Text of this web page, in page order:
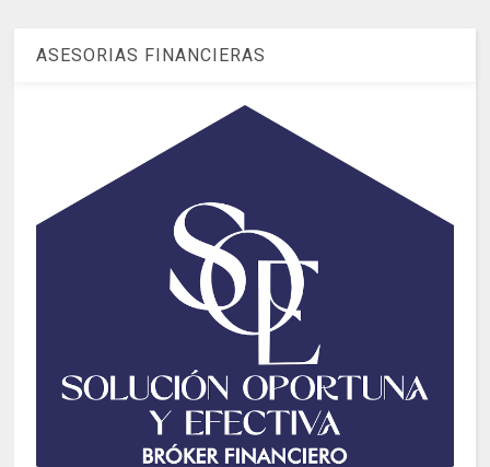
ASESORIAS FINANCIERAS